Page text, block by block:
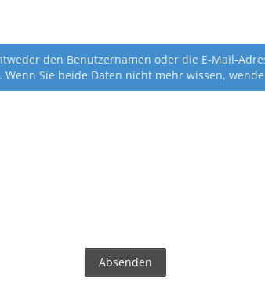
den Benutzernamen oder die E-Mail-
Sie beide Daten nicht mehr wissen,